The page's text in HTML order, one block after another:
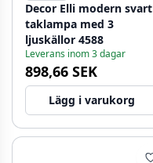
Decor Elli modern svart
taklampa med 3
ljuskällor 4588
Leverans inom 3 dagar
898,66 SEK
Lägg i varukorg